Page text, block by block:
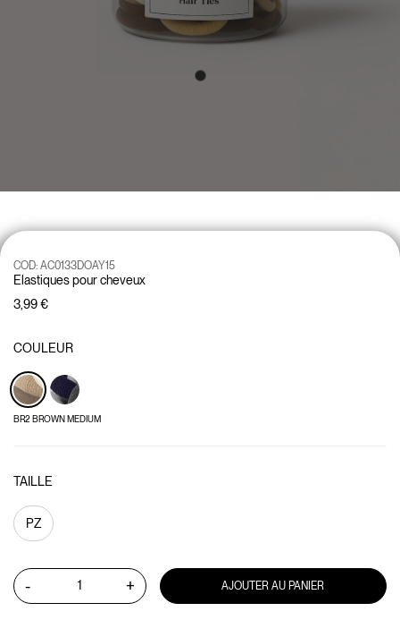
Elastiques pour cheveux
COD: AC0133DOAY15
3,99 €
COULEUR
BR2 BROWN MEDIUM
TAILLE
PZ
- + AJOUTER AU PANIER